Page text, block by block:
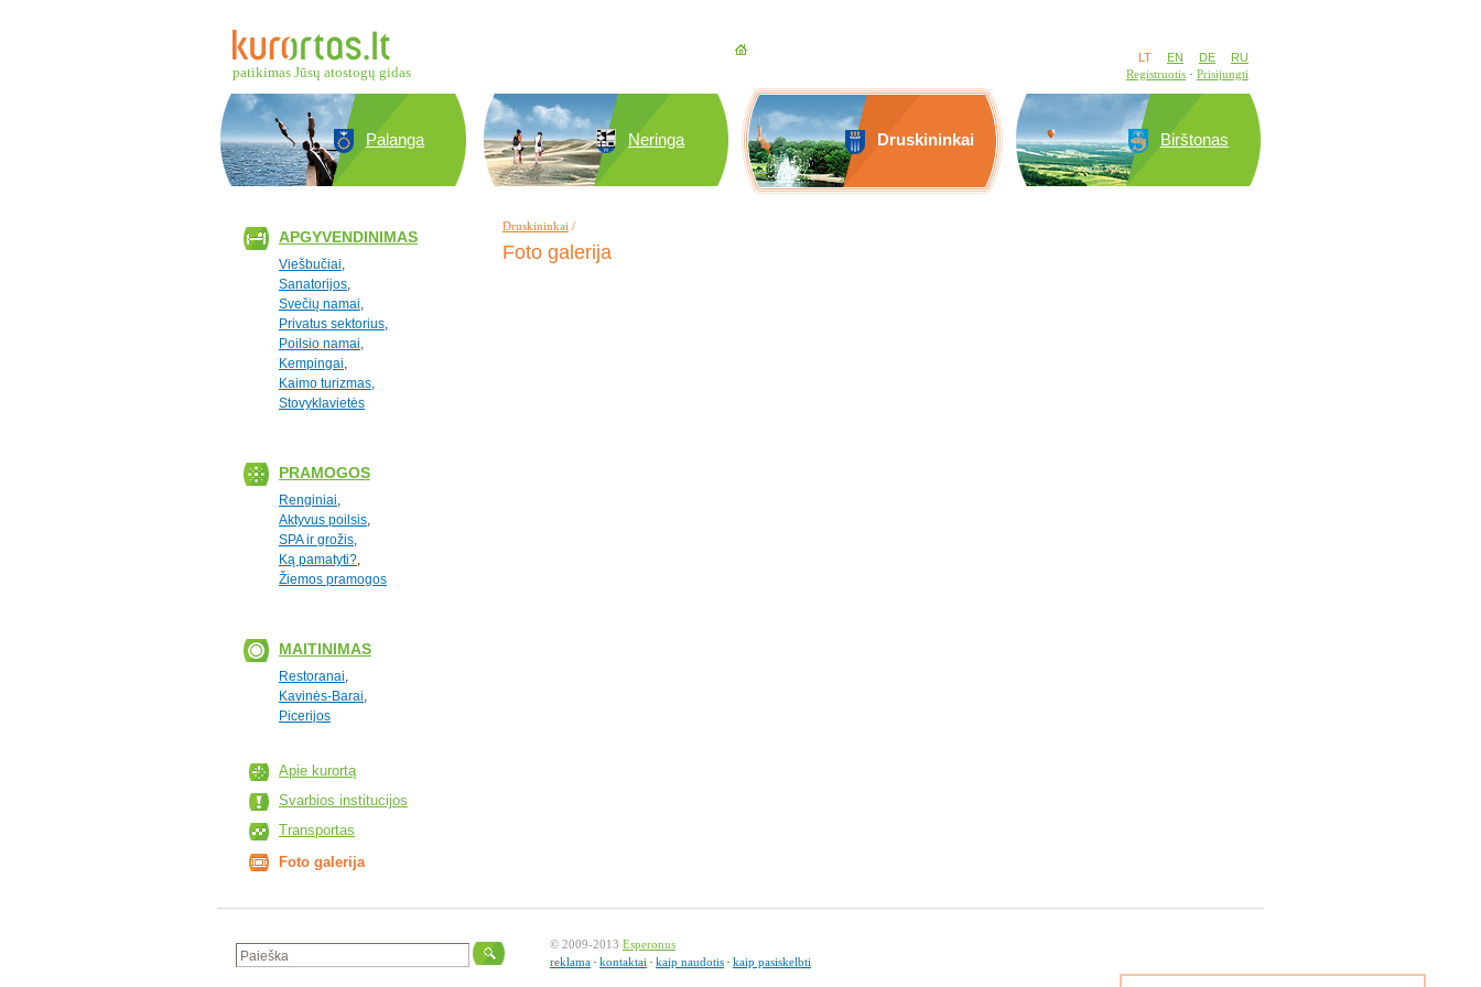
patikimas Jūsų atostogų gidas
LT EN DE
RU
Registruotis
Prisijungti
Palanga Neringa Druskininkai Birštonas
APGYVENDINIMAS
Viešbučiai,
Sanatorijos,
Svečių namai,
Privatus sektorius,
Poilsio namai,
Kempingai,
Kaimo turizmas,
Stovyklavietės
PRAMOGOS
Renginiai,
Aktyvus poilsis,
SPA ir grožis,
Ką pamatyti?,
Žiemos pramogos
MAITINIMAS
Restoranai,
Kavinės-Barai,
Picerijos
Apie kurortą
Svarbios institucijos
Transportas
Foto galerija
Druskininkai /
Foto galerija
© 2009-2013 Esperonus
reklama
kontaktai kaip naudotis kaip pasiskelbti